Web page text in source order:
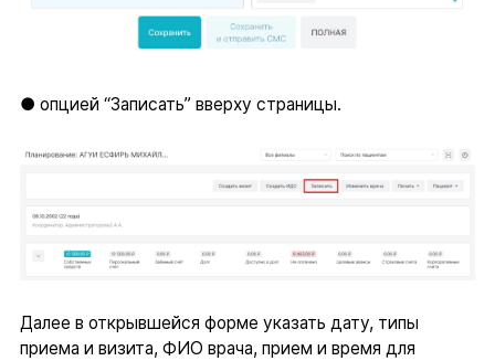
● опцией “Записать” вверху страницы.
Далее в открывшейся форме указать дату, типы
приема и визита, ФИО врача, прием и время для